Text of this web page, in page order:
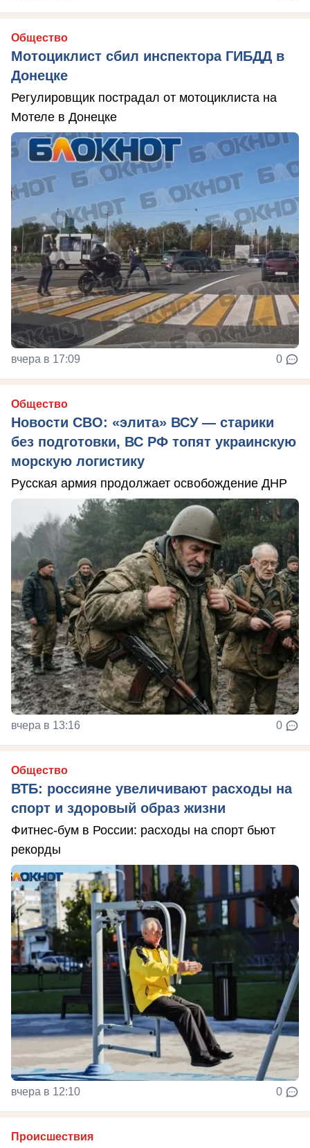
Общество
Мотоциклист сбил инспектора ГИБДД в
Донецке
Регулировщик пострадал от мотоциклиста на
Мотеле в Донецке
вчера в 17:09 0
Общество
Новости СВО: «элита» ВСУ — старики
без подготовки, ВС РФ топят украинскую
морскую логистику
Русская армия продолжает освобождение ДНР
вчера в 13:16 0
Общество
ВТБ: россияне увеличивают расходы на
спорт и здоровый образ жизни
Фитнес-бум в России: расходы на спорт бьют
рекорды
вчера в 12:10 0
Происшествия